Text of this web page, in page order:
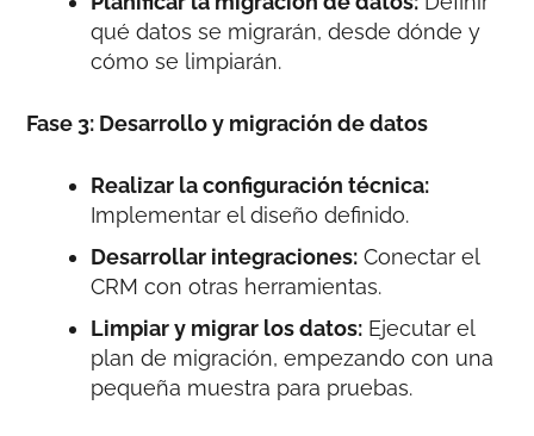
qué datos se migrarán, desde dónde y
cómo se limpiarán.
Fase 3: Desarrollo y migración de datos
Realizar la configuración técnica:
Implementar el diseño definido.
Desarrollar integraciones: Conectar el
CRM con otras herramientas.
Limpiar y migrar los datos: Ejecutar el
plan de migración, empezando con una
pequeña muestra para pruebas.